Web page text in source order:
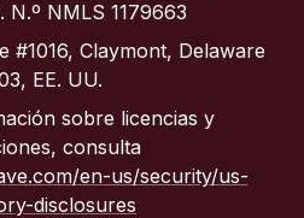
N.º NMLS 1179663
#1016, Claymont, Delaware
EE. UU.
sobre licencias y
consulta
en-us/security/us-
disclosures